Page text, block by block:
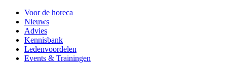
Voor de horeca
Nieuws
Advies
Kennisbank
Ledenvoordelen
Events & Trainingen